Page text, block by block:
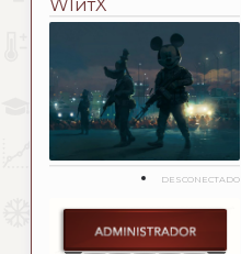
WIитX
DESCONECTADO